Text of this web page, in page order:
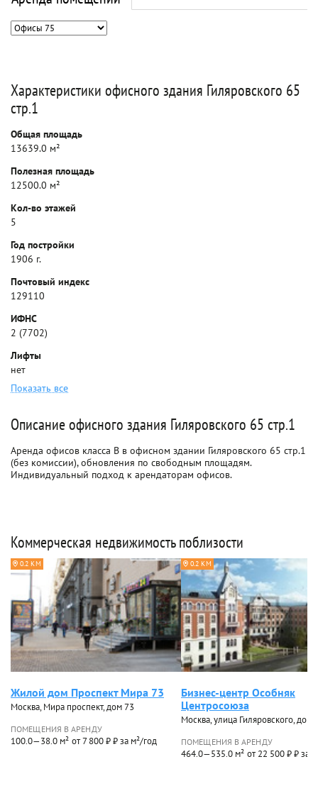
Характеристики офисного здания Гиляровского 65
стр.1
Общая площадь
13639.0 м²
Полезная площадь
12500.0 м²
Кол-во этажей
5
Год постройки
1906 г.
Почтовый индекс
129110
ИФНС
2 (7702)
Лифты
нет
Показать все
Описание офисного здания Гиляровского 65 стр.1
Аренда офисов класса B в офисном здании Гиляровского 65 стр.1
(без комиссии), обновления по свободным площадям.
Индивидуальный подход к арендаторам офисов.
Коммерческая недвижимость поблизости
0.2 КМ
Жилой дом Проспект Мира 73
Москва, Мира проспект, дом 73
ПОМЕЩЕНИЯ В АРЕНДУ
100.0—38.0 м² от 7 800 ₽ ₽ за м²/год
0.2 КМ
Бизнес-центр Особняк
Центросоюза
Москва, улица Гиляровского, дом
ПОМЕЩЕНИЯ В АРЕНДУ
464.0—535.0 м² от 22 500 ₽ ₽ за